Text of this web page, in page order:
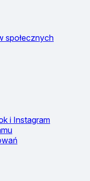
społecznych
i Instagram